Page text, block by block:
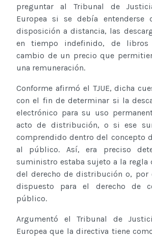
preguntar al Tribunal de
Europea si se debía entenderse
disposición a distancia, las
en tiempo indefinido, de libros
cambio de un precio que
una remuneración.
Conforme afirmó el TJUE, dicha
con el fin de determinar si la
electrónico para su uso
acto de distribución, o si ese
comprendido dentro del concepto
al público. Así, era preciso
suministro estaba sujeto a la regla
del derecho de distribución o, por
dispuesto para el derecho de
público.
Argumentó el Tribunal de
Europea que la directiva tiene